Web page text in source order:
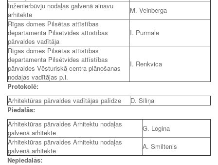
Inženierbūvju nodaļas galvenā ainavu
arhitekte
M. Veinberga
Rīgas domes Pilsētas attīstības
departamenta Pilsētvides attīstības
pārvaldes vadītāja
I. Purmale
Rīgas domes Pilsētas attīstības
departamenta Pilsētvides attīstības
pārvaldes Vēsturiskā centra plānošanas
nodaļas vadītājas p.i.
I. Renkvica
Protokolē:
Arhitektūras pārvaldes vadītājas palīdze
D. Siliņa
Piedalās:
Arhitektūras pārvaldes Arhitektu nodaļas
galvenā arhitekte
G. Logina
Arhitektūras pārvaldes Arhitektu nodaļas
galvenā arhitekte
A. Smiltenis
Nepiedalās: